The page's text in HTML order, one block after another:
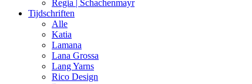
Regia | Schachenmayr
Tijdschriften
Alle
Katia
Lamana
Lana Grossa
Lang Yarns
Rico Design